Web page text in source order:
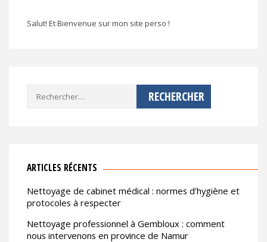
Salut! Et Bienvenue sur mon site perso !
Rechercher :
ARTICLES RÉCENTS
Nettoyage de cabinet médical : normes d’hygiène et
protocoles à respecter
Nettoyage professionnel à Gembloux : comment
nous intervenons en province de Namur